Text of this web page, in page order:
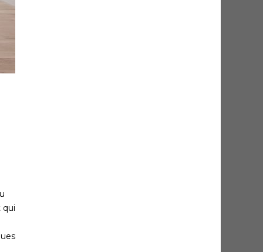
qui